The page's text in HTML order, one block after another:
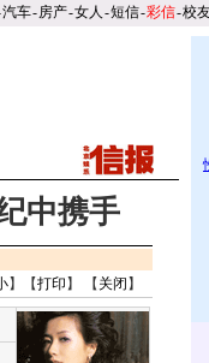
汽车-房产-女人 -短信-彩信-校
中携手
】【打印 】 【 关闭 】